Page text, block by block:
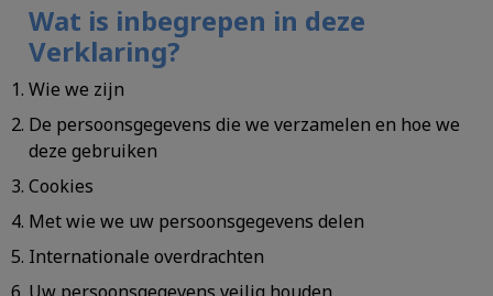
Wat is inbegrepen in deze
Verklaring?
Wie we zijn
De persoonsgegevens die we verzamelen en hoe we
deze gebruiken
Cookies
Met wie we uw persoonsgegevens delen
Internationale overdrachten
Uw persoonsgegevens veilig houden